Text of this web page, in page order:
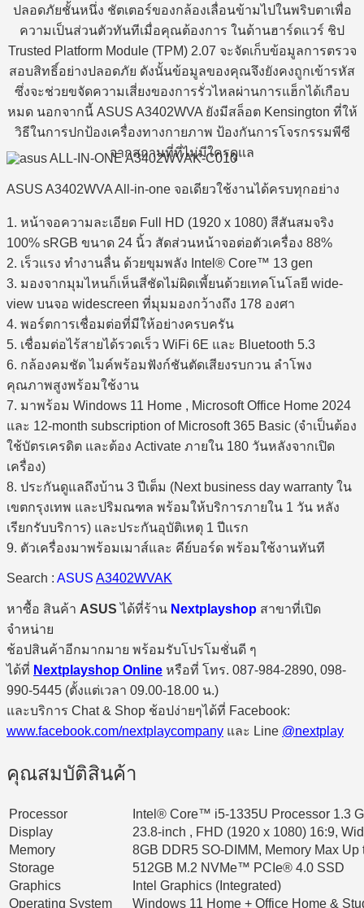
ปลอดภัยชั้นหนึ่ง ชัตเตอร์ของกล้องเลื่อนข้ามไปในพริบตาเพื่อ
ความเป็นส่วนตัวทันทีเมื่อคุณต้องการ ในด้านฮาร์ดแวร์ ชิป
Trusted Platform Module (TPM) 2.07 จะจัดเก็บข้อมูลการตรวจ
สอบสิทธิ์อย่างปลอดภัย ดังนั้นข้อมูลของคุณจึงยังคงถูกเข้ารหัส
ซึ่งจะช่วยขจัดความเสี่ยงของการรั่วไหลผ่านการแฮ็กได้เกือบ
หมด นอกจากนี้ ASUS A3402WVA ยังมีสล็อต Kensington ที่ให้
วิธีในการปกป้องเครื่องทางกายภาพ ป้องกันการโจรกรรมพีซี
จากสถานที่ที่ไม่มีใครดูแล
ASUS A3402WVA All-in-one จอเดียวใช้งานได้ครบทุกอย่าง
1. หน้าจอความละเอียด Full HD (1920 x 1080) สีสันสมจริง
100% sRGB ขนาด 24 นิ้ว สัดส่วนหน้าจอต่อตัวเครื่อง 88%
2. เร็วแรง ทำงานลื่น ด้วยขุมพลัง Intel® Core™ 13 gen
3. มองจากมุมไหนก็เห็นสีชัดไม่ผิดเพี้ยนด้วยเทคโนโลยี wide-
view บนจอ widescreen ที่มุมมองกว้างถึง 178 องศา
4. พอร์ตการเชื่อมต่อที่มีให้อย่างครบครัน
5. เชื่อมต่อไร้สายได้รวดเร็ว WiFi 6E และ Bluetooth 5.3
6. กล้องคมชัด ไมค์พร้อมฟังก์ชันตัดเสียงรบกวน ลำโพง
คุณภาพสูงพร้อมใช้งาน
7. มาพร้อม Windows 11 Home , Microsoft Office Home 2024
และ 12-month subscription of Microsoft 365 Basic (จำเป็นต้อง
ใช้บัตรเครดิต และต้อง Activate ภายใน 180 วันหลังจากเปิด
เครื่อง)
8. ประกันดูแลถึงบ้าน 3 ปีเต็ม (Next business day warranty ใน
เขตกรุงเทพ และปริมณฑล พร้อมให้บริการภายใน 1 วัน หลัง
เรียกรับบริการ) และประกันอุบัติเหตุ 1 ปีแรก
9. ตัวเครื่องมาพร้อมเมาส์และ คีย์บอร์ด พร้อมใช้งานทันที
Search : ASUS A3402WVAK
หาซื้อ สินค้า ASUS ได้ที่ร้าน Nextplayshop สาขาที่เปิด
จำหน่าย
ช้อปสินค้าอีกมากมาย พร้อมรับโปรโมชั่นดี ๆ
ได้ที่ Nextplayshop Online หรือที่ โทร. 087-984-2890, 098-
990-5445 (ตั้งแต่เวลา 09.00-18.00 น.)
และบริการ Chat & Shop ช้อปง่ายๆได้ที่ Facebook:
www.facebook.com/nextplaycompany และ Line @nextplay
คุณสมบัติสินค้า
Processor
Intel® Core™ i5-1335U Processor 1.3
Display
23.8-inch , FHD (1920 x 1080) 16:9,
Memory
8GB DDR5 SO-DIMM, Memory Max Up
Storage
512GB M.2 NVMe™ PCIe® 4.0 SSD
Graphics
Intel Graphics (Integrated)
Operating System
Windows 11 Home + Office Home &